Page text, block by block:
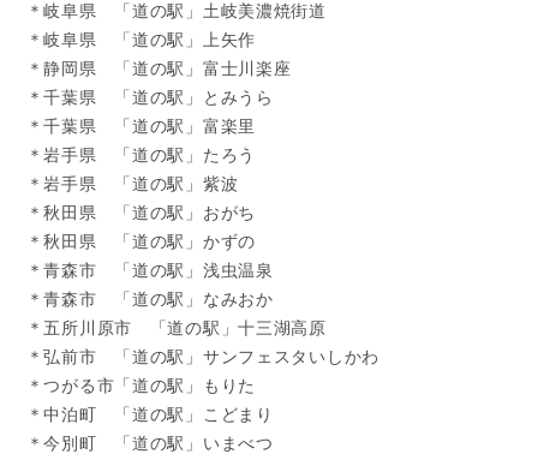
＊岐阜県 「道の駅」土岐美濃焼街道
＊岐阜県 「道の駅」上矢作
＊静岡県 「道の駅」富士川楽座
＊千葉県 「道の駅」とみうら
＊千葉県 「道の駅」富楽里
＊岩手県 「道の駅」たろう
＊岩手県 「道の駅」紫波
＊秋田県 「道の駅」おがち
＊秋田県 「道の駅」かずの
＊青森市 「道の駅」浅虫温泉
＊青森市 「道の駅」なみおか
＊五所川原市 「道の駅」十三湖高原
＊弘前市 「道の駅」サンフェスタいしかわ
＊つがる市「道の駅」もりた
＊中泊町 「道の駅」こどまり
＊今別町 「道の駅」いまべつ